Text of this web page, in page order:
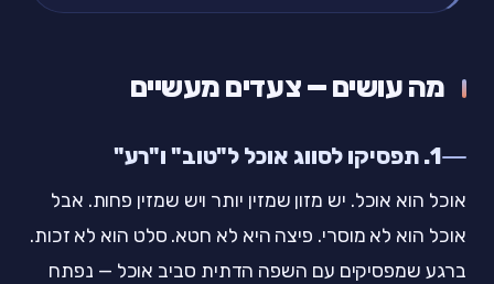
מה עושים — צעדים מעשיים
1. תפסיקו לסווג אוכל ל"טוב" ו"רע"
אוכל הוא אוכל. יש מזון שמזין יותר ויש שמזין פחות. אבל
אוכל הוא לא מוסרי. פיצה היא לא חטא. סלט הוא לא זכות.
ברגע שמפסיקים עם השפה הדתית סביב אוכל — נפתח